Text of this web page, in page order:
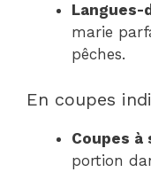
Langues-
marie
pêches.
En coupes
Coupes à
portion